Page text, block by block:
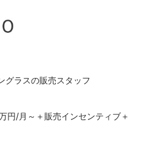
グラスの販売スタッフ
円/月～＋販売インセンティブ＋